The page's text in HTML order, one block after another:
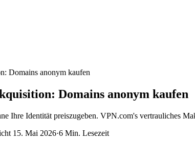
Domains anonym kaufen
Domains anonym kaufen
Ihre Identität preiszugeben. VPN.com's vertrauliches
15. Mai 2026·6 Min. Lesezeit